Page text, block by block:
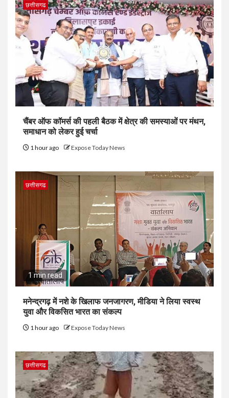
छत्तीसगढ
चैंबर ऑफ कॉमर्स की पहली बैठक में क्षेत्र की समस्याओं पर मंथन,
समाधान को लेकर हुई चर्चा
1 hour ago Expose Today News
छत्तीसगढ
1 min read
मनेन्द्रगढ़ में नशे के खिलाफ जनजागरण, मीडिया ने लिया स्वस्थ
युवा और विकसित भारत का संकल्प
1 hour ago Expose Today News
छत्तीसगढ